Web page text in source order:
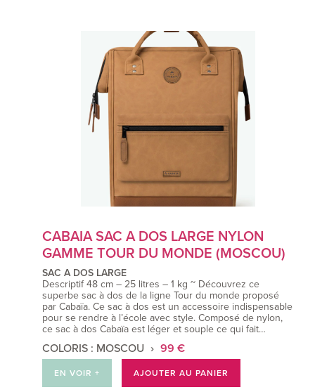
CABAIA SAC A DOS LARGE NYLON
GAMME TOUR DU MONDE (MOSCOU)
SAC A DOS LARGE
Descriptif 48 cm – 25 litres – 1 kg ~ Découvrez ce
superbe sac à dos de la ligne Tour du monde proposé
par Cabaïa. Ce sac à dos est un accessoire indispensable
pour se rendre à l’école avec style. Composé de nylon,
ce sac à dos Cabaïa est léger et souple ce qui fait…
COLORIS : MOSCOU 99 €
EN VOIR + AJOUTER AU PANIER